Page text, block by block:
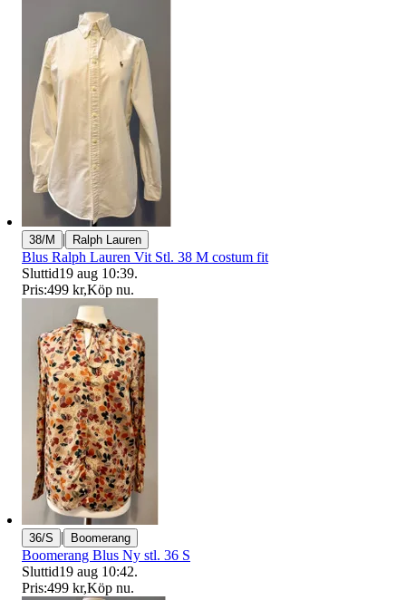
38/M | Ralph Lauren
Blus Ralph Lauren Vit Stl. 38 M costum fit
Sluttid19 aug 10:39.
Pris:499 kr,Köp nu.
36/S | Boomerang
Boomerang Blus Ny stl. 36 S
Sluttid19 aug 10:42.
Pris:499 kr,Köp nu.